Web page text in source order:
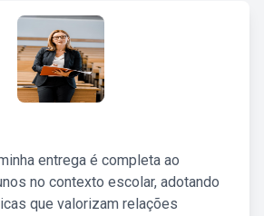
entrega é completa ao
no contexto escolar, adotando
que valorizam relações